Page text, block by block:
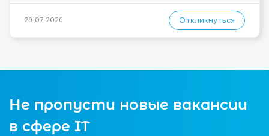
29-07-2026 Откликнуться
Не пропусти новые вакансии
в сфере IT